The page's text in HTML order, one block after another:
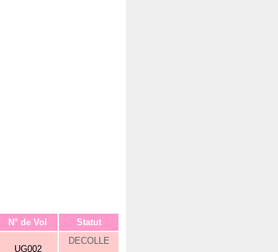
N° de Vol Statut
UG002
DECOLLE